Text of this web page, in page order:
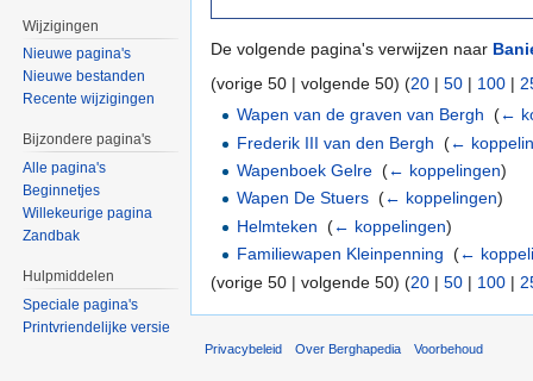
De volgende pagina's verwijzen naar
(vorige 50 | volgende 50) (20 | 50 | 100 |
Wapen van de graven van Bergh ‎(←
Frederik III van den Bergh ‎(←
Wapenboek Gelre ‎(← koppelingen)
Wapen De Stuers ‎(← koppelingen)
Helmteken ‎(← koppelingen)
Familiewapen Kleinpenning ‎(←
(vorige 50 | volgende 50) (20 | 50 | 100 |
Wijzigingen
Nieuwe pagina's
Nieuwe bestanden
Recente wijzigingen
Bijzondere pagina's
Alle pagina's
Beginnetjes
Willekeurige pagina
Zandbak
Hulpmiddelen
Speciale pagina's
Printvriendelijke versie
Privacybeleid Over Berghapedia Voorbehoud